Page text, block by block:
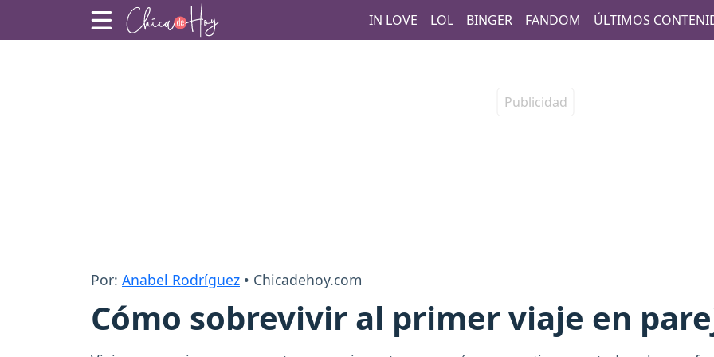
IN LOVE LOL BINGER FANDOM ÚLTIMOS
Por: Anabel Rodríguez • Chicadehoy.com
Cómo sobrevivir al primer viaje en